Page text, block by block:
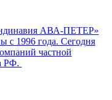
АВА-ПЕТЕР»
с 1996 года. Сегодня
частной
РФ.